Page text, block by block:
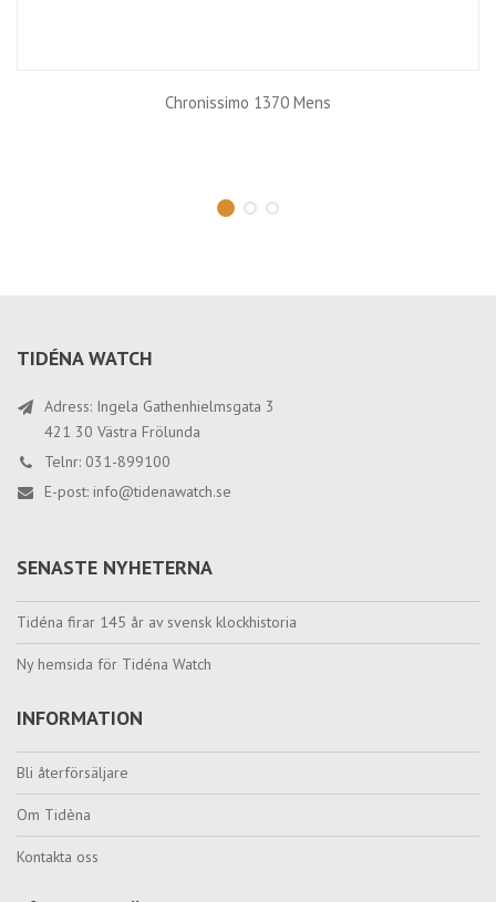
Chronissimo 1370 Mens
TIDÉNA WATCH
Adress: Ingela Gathenhielmsgata 3
421 30 Västra Frölunda
Telnr: 031-899100
E-post: info@tidenawatch.se
SENASTE NYHETERNA
Tidéna firar 145 år av svensk klockhistoria
Ny hemsida för Tidéna Watch
INFORMATION
Bli återförsäljare
Om Tidèna
Kontakta oss